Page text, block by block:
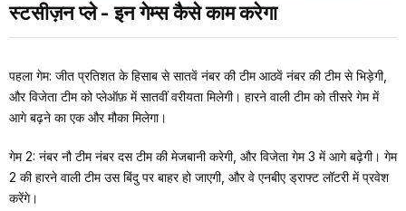
स्टसीज़न प्ले - इन गेम्स कैसे काम करेगा
पहला गेम: जीत प्रतिशत के हिसाब से सातवें नंबर की टीम आठवें नंबर की टीम से भिड़ेगी,
और विजेता टीम को प्लेऑफ़ में सातवीं वरीयता मिलेगी। हारने वाली टीम को तीसरे गेम में
आगे बढ़ने का एक और मौका मिलेगा।
गेम 2: नंबर नौ टीम नंबर दस टीम की मेजबानी करेगी, और विजेता गेम 3 में आगे बढ़ेगी। गेम
2 की हारने वाली टीम उस बिंदु पर बाहर हो जाएगी, और वे एनबीए ड्राफ्ट लॉटरी में प्रवेश
करेंगे।